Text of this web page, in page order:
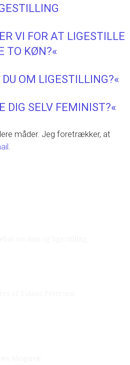
VI FOR AT LIGESTILLE
TO KØN?«
OM LIGESTILLING?«
DIG SELV FEMINIST?«
måder. Jeg foretrækker, at
.